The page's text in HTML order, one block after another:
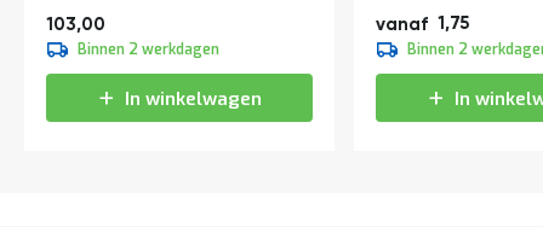
Vanaf
103,00
Binnen 2 werkdagen
In winkelwagen
vanaf 1,75
2,12
1,95
2,36
Binnen 2
In